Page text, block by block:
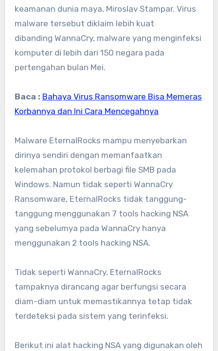
keamanan dunia maya, Miroslav Stampar. Virus
malware tersebut diklaim lebih kuat
dibanding WannaCry, malware yang menginfeksi
komputer di lebih dari 150 negara pada
pertengahan bulan Mei.
Baca : Bahaya Virus Ransomware Bisa Memeras
Korbannya dan Ini Cara Mencegahnya
Malware EternalRocks mampu menyebarkan
dirinya sendiri dengan memanfaatkan
kelemahan protokol berbagi file SMB pada
Windows. Namun tidak seperti WannaCry
Ransomware, EternalRocks tidak tanggung-
tanggung menggunakan 7 tools hacking NSA
yang sebelumya pada WannaCry hanya
menggunakan 2 tools hacking NSA.
Tidak seperti WannaCry, EternalRocks
tampaknya dirancang agar berfungsi secara
diam-diam untuk memastikannya tetap tidak
terdeteksi pada sistem yang terinfeksi.
Berikut ini alat hacking NSA yang digunakan oleh